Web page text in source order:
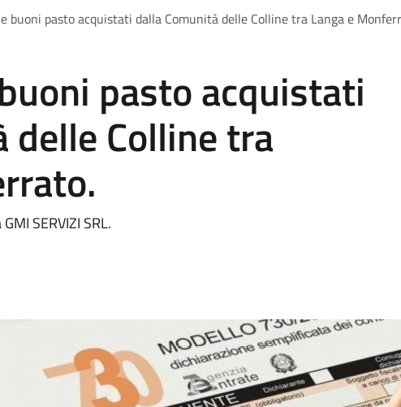
buoni pasto acquistati dalla Comunità delle Colline tra Langa e
pasto acquistati
delle Colline tra
SERVIZI SRL.